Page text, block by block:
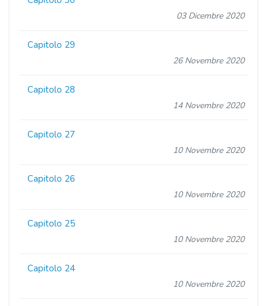
03 Dicembre 2020
Capitolo 29
26 Novembre 2020
Capitolo 28
14 Novembre 2020
Capitolo 27
10 Novembre 2020
Capitolo 26
10 Novembre 2020
Capitolo 25
10 Novembre 2020
Capitolo 24
10 Novembre 2020